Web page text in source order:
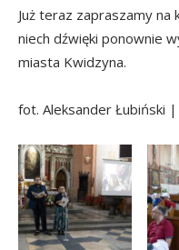
Już teraz zapraszamy
niech dźwięki ponownie
miasta Kwidzyna.
fot. Aleksander Łubiński